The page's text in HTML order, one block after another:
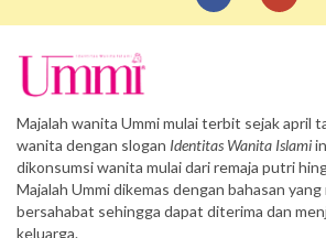
Majalah wanita Ummi mulai terbit sejak april
wanita dengan slogan Identitas Wanita Islami
dikonsumsi wanita mulai dari remaja putri
Majalah Ummi dikemas dengan bahasan
bersahabat sehingga dapat diterima dan
keluarga.